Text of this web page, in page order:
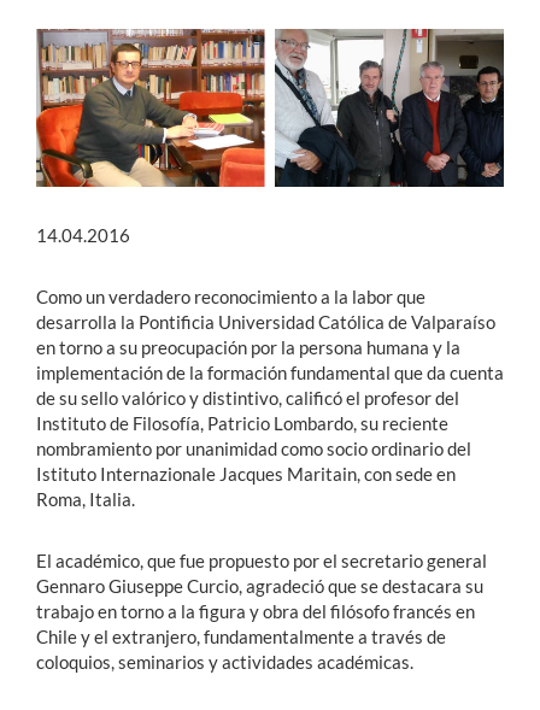
14.04.2016
Como un verdadero reconocimiento a la labor que
desarrolla la Pontificia Universidad Católica de Valparaíso
en torno a su preocupación por la persona humana y la
implementación de la formación fundamental que da cuenta
de su sello valórico y distintivo, calificó el profesor del
Instituto de Filosofía, Patricio Lombardo, su reciente
nombramiento por unanimidad como socio ordinario del
Istituto Internazionale Jacques Maritain, con sede en
Roma, Italia.
El académico, que fue propuesto por el secretario general
Gennaro Giuseppe Curcio, agradeció que se destacara su
trabajo en torno a la figura y obra del filósofo francés en
Chile y el extranjero, fundamentalmente a través de
coloquios, seminarios y actividades académicas.